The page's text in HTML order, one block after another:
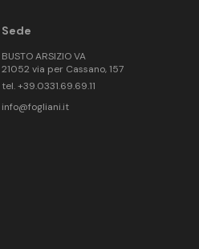
Sede
BUSTO ARSIZIO VA
21052 via per Cassano, 157
tel. +39.0331.69.69.11
info@fogliani.it